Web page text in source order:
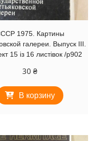
1975. Картины
галереи. Выпуск III.
15 із 16 листівок /р902
30 ₴
В корзину